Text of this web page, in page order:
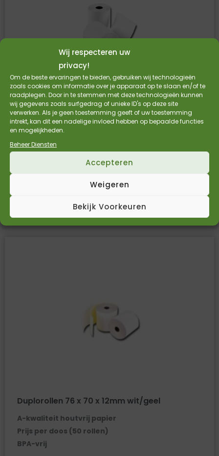
Wij respecteren uw
privacy!
Om de beste ervaringen te bieden, gebruiken wij technologieën
zoals cookies om informatie over je apparaat op te slaan en/of te
raadplegen. Door in te stemmen met deze technologieën kunnen
wij gegevens zoals surfgedrag of unieke ID's op deze site
verwerken. Als je geen toestemming geeft of uw toestemming
intrekt, kan dit een nadelige invloed hebben op bepaalde functies
en mogelijkheden.
Beheer Diensten
Accepteren
Weigeren
Bekijk Voorkeuren
Kassarollen 80 x 80 x 12mm – 30 rol/doos
A-kwaliteit thermisch papier
Prijs per doos (30 rollen)
BPA-vrij en FSC gekeurd
Duplorollen 76 x 70 x 12mm wit/geel
A-kwaliteit houtvrij papier
Prijs per doos (50 rollen)
BPA-vrij